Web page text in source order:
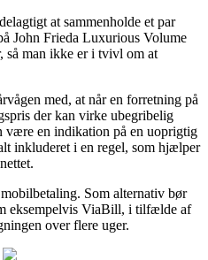
at sammenholde et par
John Frieda Luxurious Volume
så man ikke er i tvivl om at
med, at når en forretning på
der kan virke ubegribelig
være en indikation på en uoprigtig
inkluderet i en regel, som hjælper
Som alternativ bør
eksempelvis ViaBill, i tilfælde af
over flere uger.